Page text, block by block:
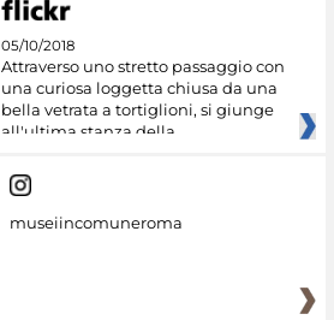
05/10/2018
Attraverso uno stretto passaggio con
una curiosa loggetta chiusa da una
bella vetrata a tortiglioni, si giunge
all'ultima stanza della
museiincomuneroma